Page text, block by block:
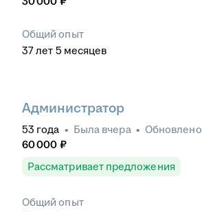
Общий опыт
37лет 5 месяцев
Администратор
53 года • Была вчера • Обновлено
60 000 ₽
Рассматривает предложения
Общий опыт